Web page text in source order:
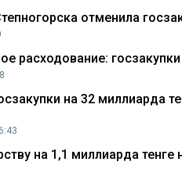
отменила
расходование:
на 32 миллиарда
на 1,1 миллиарда